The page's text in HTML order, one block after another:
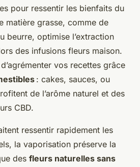
pour ressentir les bienfaits du
matière grasse, comme de
beurre, optimise l’extraction
des infusions fleurs maison.
vos recettes grâce
: cakes, sauces, ou
de l’arôme naturel et des
CBD.
ressentir rapidement les
la vaporisation préserve la
des fleurs naturelles sans